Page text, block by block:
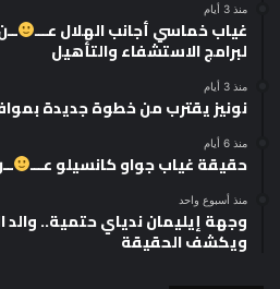
منذ 3 أيام
غياب خماسي أجانب الهلال عـــ
لبرامج الاستشفاء والتأهيل
منذ 3 أيام
نونيز يقترب من خطوة جديدة
منذ 6 أيام
حقيقة غياب جواو كانسيلو عـــ
منذ أسبوع واحد
وجهة إيليمان ندياي حتمية.. والد
ويكشف الحقيقة